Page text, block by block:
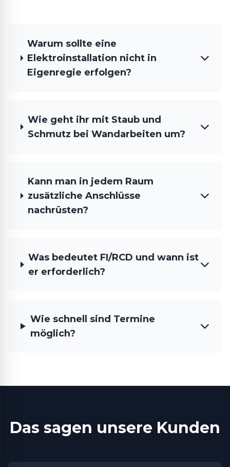
Warum sollte eine
Elektroinstallation nicht in
Eigenregie erfolgen?
Wie geht ihr mit Staub und
Schmutz bei Wandarbeiten um?
Kann man in jedem Raum
zusätzliche Anschlüsse
nachrüsten?
Was bedeutet FI/RCD und wann ist
er erforderlich?
Wie schnell sind Termine
möglich?
Das sagen unsere Kunden